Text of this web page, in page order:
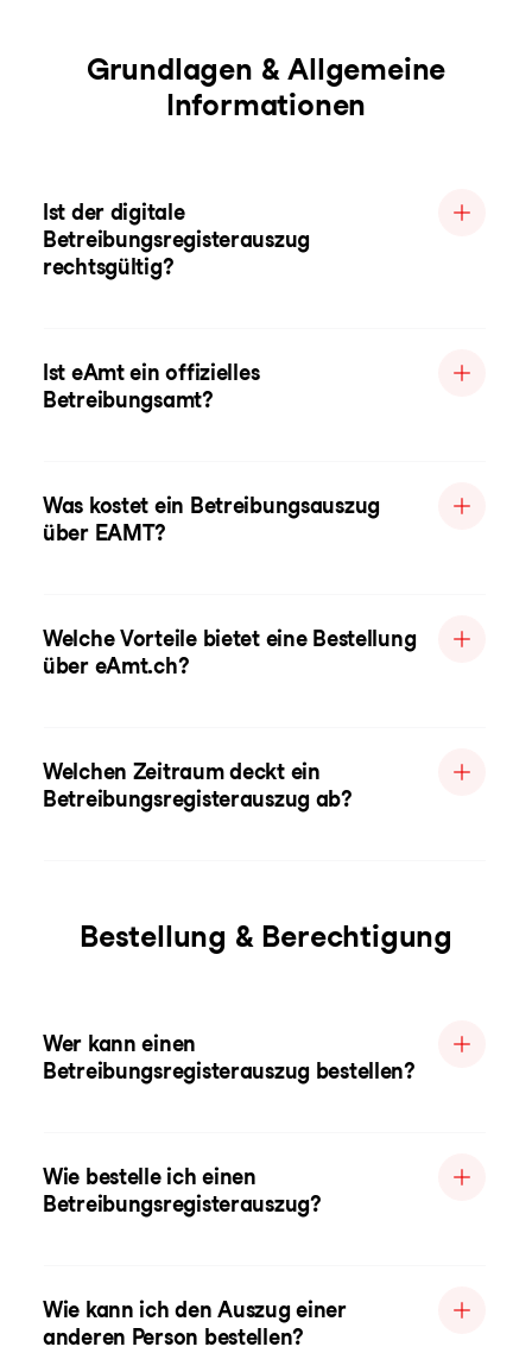
Grundlagen & Allgemeine
Informationen
Ist der digitale
Betreibungsregisterauszug
rechtsgültig?
Ist eAmt ein offizielles
Betreibungsamt?
Was kostet ein Betreibungsauszug
über EAMT?
Welche Vorteile bietet eine Bestellung
über eAmt.ch?
Welchen Zeitraum deckt ein
Betreibungsregisterauszug ab?
Bestellung & Berechtigung
Wer kann einen
Betreibungsregisterauszug bestellen?
Wie bestelle ich einen
Betreibungsregisterauszug?
Wie kann ich den Auszug einer
anderen Person bestellen?